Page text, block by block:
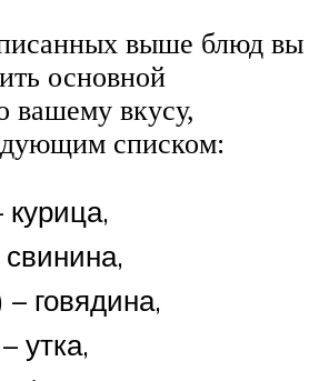
выше блюд вы
основной
вашему вкусу,
списком:
курица,
говядина,
утка,